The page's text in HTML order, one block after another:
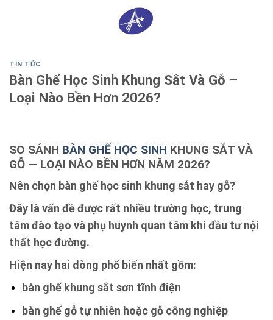
TIN TỨC
Bàn Ghế Học Sinh Khung Sắt Và Gỗ –
Loại Nào Bền Hơn 2026?
SO SÁNH BÀN GHẾ HỌC SINH KHUNG SẮT VÀ
GỖ — LOẠI NÀO BỀN HƠN NĂM 2026?
Nên chọn bàn ghế học sinh khung sắt hay gỗ?
Đây là vấn đề được rất nhiều trường học, trung
tâm đào tạo và phụ huynh quan tâm khi đầu tư nội
thất học đường.
Hiện nay hai dòng phổ biến nhất gồm:
bàn ghế khung sắt sơn tĩnh điện
bàn ghế gỗ tự nhiên hoặc gỗ công nghiệp